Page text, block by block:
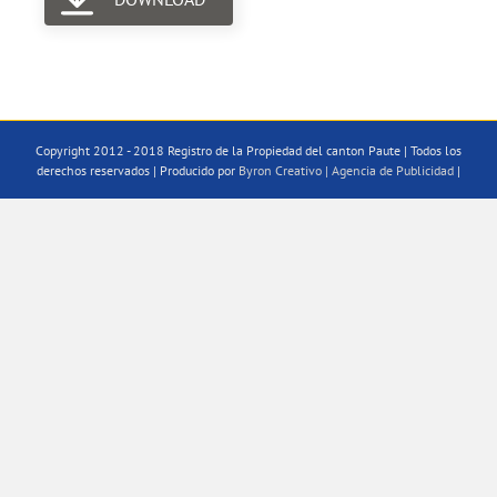
Copyright 2012 - 2018 Registro de la Propiedad del canton Paute | Todos los
derechos reservados | Producido por Byron Creativo | Agencia de Publicidad |